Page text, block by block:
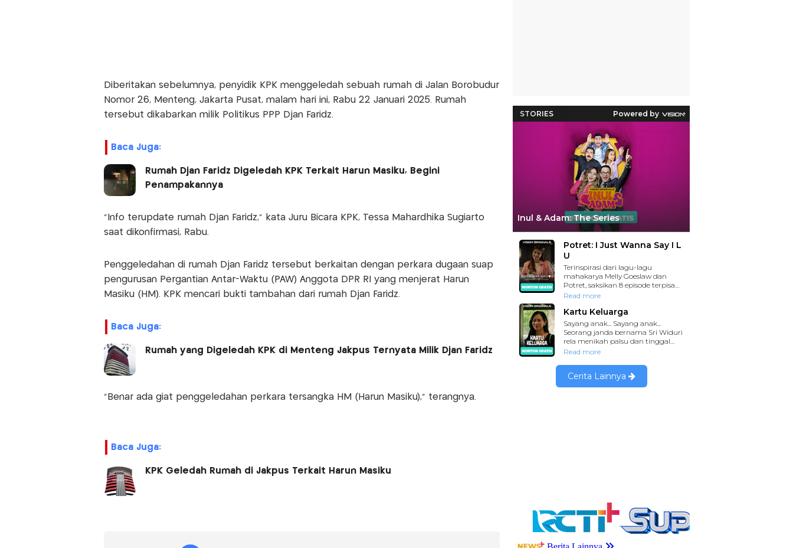
Diberitakan sebelumnya, penyidik KPK menggeledah sebuah rumah di Jalan Borobudur
Nomor 26, Menteng, Jakarta Pusat, malam hari ini, Rabu 22 Januari 2025. Rumah
tersebut dikabarkan milik Politikus PPP Djan Faridz.
Baca Juga:
Rumah Djan Faridz Digeledah KPK Terkait Harun Masiku, Begini
Penampakannya
"Info terupdate rumah Djan Faridz," kata Juru Bicara KPK, Tessa Mahardhika Sugiarto
saat dikonfirmasi, Rabu.
Penggeledahan di rumah Djan Faridz tersebut berkaitan dengan perkara dugaan suap
pengurusan Pergantian Antar-Waktu (PAW) Anggota DPR RI yang menjerat Harun
Masiku (HM). KPK mencari bukti tambahan dari rumah Djan Faridz.
Baca Juga:
Rumah yang Digeledah KPK di Menteng Jakpus Ternyata Milik Djan Faridz
"Benar ada giat penggeledahan perkara tersangka HM (Harun Masiku)," terangnya.
Baca Juga:
KPK Geledah Rumah di Jakpus Terkait Harun Masiku